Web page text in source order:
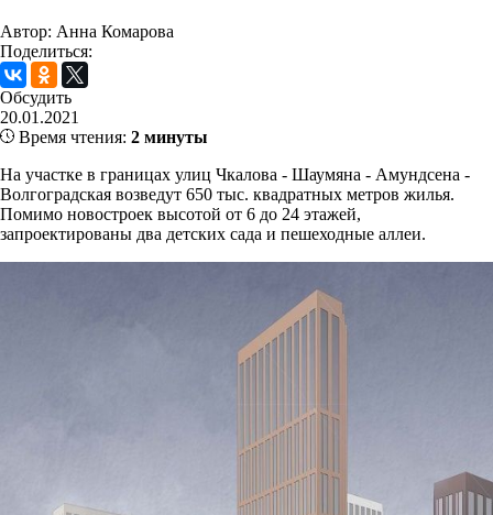
Автор: Анна Комарова
Поделиться:
Обсудить
20.01.2021
Время чтения: 2 минуты
На участке в границах улиц Чкалова - Шаумяна - Амундсена -
Волгоградская возведут 650 тыс. квадратных метров жилья.
Помимо новостроек высотой от 6 до 24 этажей,
запроектированы два детских сада и пешеходные аллеи.